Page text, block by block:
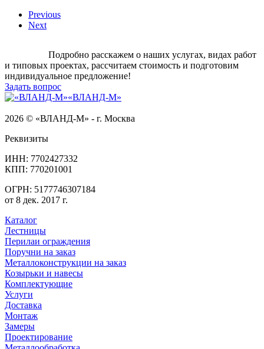
Previous
Next
Подробно расскажем о наших услугах, видах работ
и типовых проектах, рассчитаем стоимость и подготовим
индивидуальное предложение!
Задать вопрос
«ВЛАНД-М»
2026 © «ВЛАНД-М» - г. Москва
Реквизиты
ИНН: 7702427332
КПП: 770201001
ОГРН: 5177746307184
от 8 дек. 2017 г.
Каталог
Лестницы
Перилаи ограждения
Поручни на заказ
Металлоконструкции на заказ
Козырьки и навесы
Комплектующие
Услуги
Доставка
Монтаж
Замеры
Проектирование